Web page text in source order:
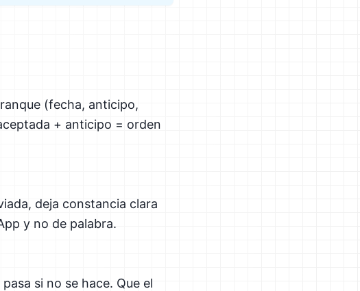
(fecha, anticipo,
+ anticipo = orden
deja constancia clara
y no de palabra.
si no se hace. Que el